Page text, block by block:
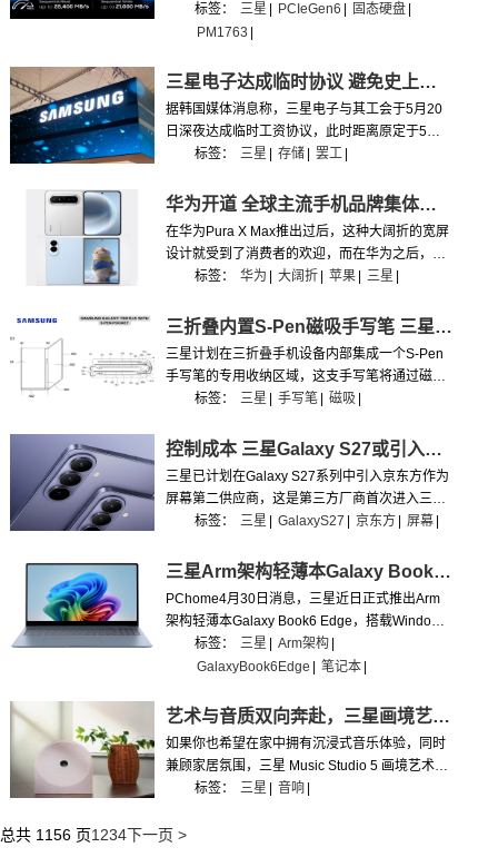
代旗舰存储产品，该硬盘相较PCIe Gen5机型实
现性能跨越式升级，主打超高读写速度、极致能
施打造。
标签： 三星 PCIeGen6 固态硬盘
PM1763
三星电子达成临时协议 避免史上最大规模罢工
据韩国媒体消息称，三星电子与其工会于5月20
日深夜达成临时工资协议，此时距离原定于5月
21日启动的全面罢工仅剩约一小时，成功避免了
罢工。
标签： 三星 存储 罢工
华为开道 全球主流手机品牌集体转向大阔折
​在华为Pura X Max推出过后，这种大阔折的宽屏
设计就受到了消费者的欢迎，而在华为之后，众
多手机厂商都准备进军宽屏折叠屏市场。
标签： 华为 大阔折 苹果 三星
三折叠内置S-Pen磁吸手写笔 三星新专利曝光
三星计划在三折叠手机设备内部集成一个S-Pen
手写笔的专用收纳区域，这支手写笔将通过磁吸
方式固定在区域中，收纳时可自动充电，其工作
标签： 三星 手写笔 磁吸
控制成本 三星Galaxy S27或引入京东方供货屏幕
三星已计划在Galaxy S27系列中引入京东方作为
屏幕第二供应商，这是第三方厂商首次进入三星
旗舰手机的屏幕供应链。在此之前，三星旗舰机
标签： 三星 GalaxyS27 京东方 屏幕
三星Arm架构轻薄本Galaxy Book6 Edge，起售价1.76万元
PChome4月30日消息，三星近日正式推出Arm
架构轻薄本Galaxy Book6 Edge，搭载Windows
11系统，主打高通骁龙X2 Elite芯片、16英寸
OLED高刷屏及22小时超长续航，定位高端移动
标签： 三星 Arm架构
GalaxyBook6Edge
笔记本
艺术与音质双向奔赴，三星画境艺术音响5系做家中的氛围感担当
如果你也希望在家中拥有沉浸式音乐体验，同时
兼顾家居氛围，三星 Music Studio 5 画境艺术音
响 5 系是非常值得的选择。简约而高级的外观设
间取得良好平衡。
标签： 三星 音响
总共 1156 页1 234下一页 >